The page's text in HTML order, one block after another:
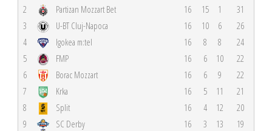
2
Partizan Mozzart Bet 16 15 1
31
3
U-BT Cluj-Napoca 16 10 6
26
4
Igokea m:tel 16 8 8
24
5
FMP 16 6 10
22
6
Borac Mozzart 16 6 9
22
7
Krka 16 5 11
21
8
Split 16 4 12
20
9
SC Derby 16 3 13 19